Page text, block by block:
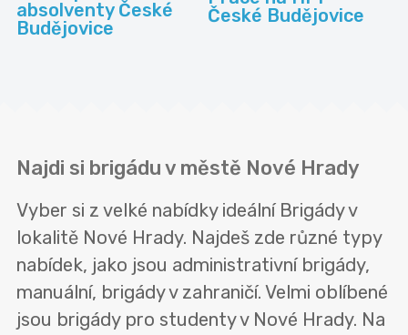
absolventy České
Budějovice
České Budějovice
Najdi si brigádu v městě Nové Hrady
Vyber si z velké nabídky ideální Brigády v
lokalitě Nové Hrady. Najdeš zde různé typy
nabídek, jako jsou administrativní brigády,
manuální, brigády v zahraničí. Velmi oblíbené
jsou brigády pro studenty v Nové Hrady. Na